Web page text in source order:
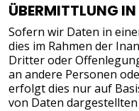
ÜBERMITTLUNG
Sofern wir Daten in
dies im Rahmen der
Dritter oder
an andere Personen
erfolgt dies nur auf
von Daten